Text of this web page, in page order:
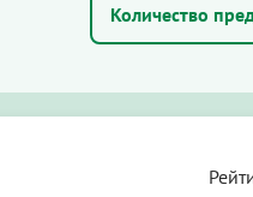
Количество